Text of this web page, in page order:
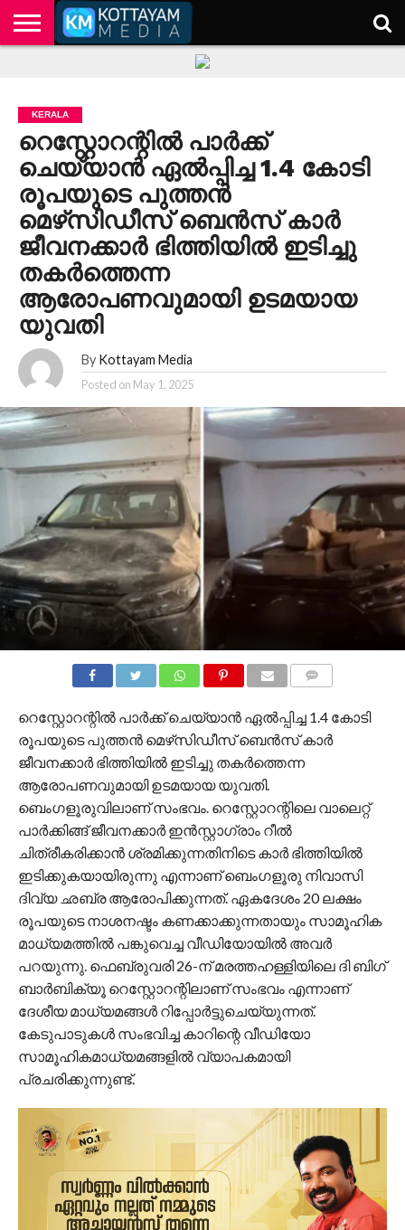
KERALA
റെസ്റ്റോറന്റിൽ പാർക്ക്
ചെയ്യാൻ ഏൽപ്പിച്ച 1.4 കോടി
രൂപയുടെ പുത്തൻ
മെഴ്‌സിഡീസ് ബെൻസ് കാർ
ജീവനക്കാർ ഭിത്തിയിൽ ഇടിച്ചു
തകര്‍ത്തെന്ന
ആരോപണവുമായി ഉടമയായ
യുവതി
By Kottayam Media
Posted on May 1, 2025
റെസ്റ്റോറന്റിൽ പാർക്ക് ചെയ്യാൻ ഏൽപ്പിച്ച 1.4 കോടി
രൂപയുടെ പുത്തൻ മെഴ്‌സിഡീസ് ബെൻസ് കാർ
ജീവനക്കാർ ഭിത്തിയിൽ ഇടിച്ചു തകര്‍ത്തെന്ന
ആരോപണവുമായി ഉടമയായ യുവതി.
ബെംഗളൂരുവിലാണ് സംഭവം. റെസ്റ്റോറന്റിലെ വാലെറ്റ്
പാർക്കിങ്ങ് ജീവനക്കാർ ഇൻസ്റ്റാഗ്രാം റീൽ
ചിത്രീകരിക്കാൻ ശ്രമിക്കുന്നതിനിടെ കാർ ഭിത്തിയിൽ
ഇടിക്കുകയായിരുന്നു എന്നാണ് ബെംഗളൂരു നിവാസി
ദിവ്യ ഛബ്ര ആരോപിക്കുന്നത്. ഏകദേശം 20 ലക്ഷം
രൂപയുടെ നാശനഷ്ടം കണക്കാക്കുന്നതായും സാമൂഹിക
മാധ്യമത്തിൽ പങ്കുവെച്ച വീഡിയോയിൽ അവർ
പറയുന്നു. ഫെബ്രുവരി 26-ന് മരത്തഹള്ളിയിലെ ദി ബിഗ്
ബാർബിക്യൂ റെസ്റ്റോറന്റിലാണ് സംഭവം എന്നാണ്
ദേശീയ മാധ്യമങ്ങൾ റിപ്പോർട്ടുചെയ്യുന്നത്.
കേടുപാടുകൾ സംഭവിച്ച കാറിന്റെ വീഡിയോ
സാമൂഹികമാധ്യമങ്ങളിൽ വ്യാപകമായി
പ്രചരിക്കുന്നുണ്ട്.